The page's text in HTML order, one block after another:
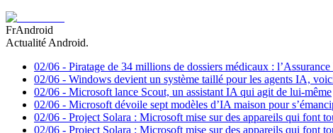
FrAndroid
Actualité Android.
02/06 - Piratage de 34 millions de dossiers médicaux :
02/06 - Windows devient un système taillé pour les agents IA,
02/06 - Microsoft lance Scout, un assistant IA qui agit de lui-même
02/06 - Microsoft dévoile sept modèles d’IA maison pour
02/06 - Project Solara : Microsoft mise sur des appareils qui font
02/06 - Project Solara : Microsoft mise sur des appareils qui font